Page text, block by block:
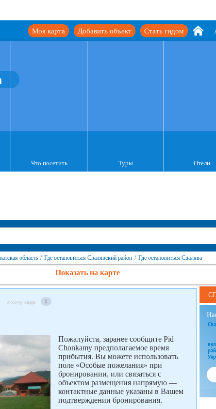
Стать гидом
Добавить объект
Моя карта
Что посетить Туры Отели
область / Где остановиться Свалявский район / Где остановиться Свалява
Показать на карте
я хочу сюда 0
Пожалуйста, заранее сообщите Pid
Chonkamy предполагаемое время
прибытия. Вы можете использовать
поле «Особые пожелания» при
бронировании, или связаться с
объектом размещения напрямую —
контактные данные указаны в Вашем
подтверждении бронирования.